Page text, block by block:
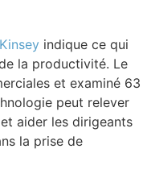
indique ce qui
la productivité. Le
et examiné 63
peut relever
aider les dirigeants
la prise de